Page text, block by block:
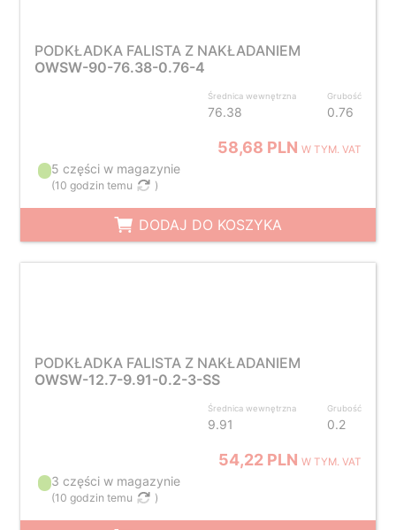
PODKŁADKA FALISTA Z NAKŁADANIEM
OWSW-90-76.38-0.76-4
Średnica wewnętrzna
76.38
Grubość
0.76
58,68 PLNW TYM. VAT
5 części w magazynie
(10 godzin temu )
DODAJ DO KOSZYKA
PODKŁADKA FALISTA Z NAKŁADANIEM
OWSW-12.7-9.91-0.2-3-SS
Średnica wewnętrzna
9.91
Grubość
0.2
54,22 PLNW TYM. VAT
3 części w magazynie
(10 godzin temu )